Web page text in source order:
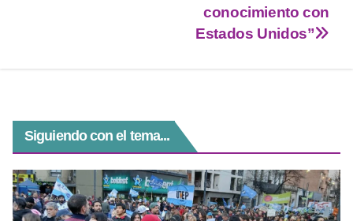
conocimiento con
Estados Unidos”
Siguiendo con el tema...